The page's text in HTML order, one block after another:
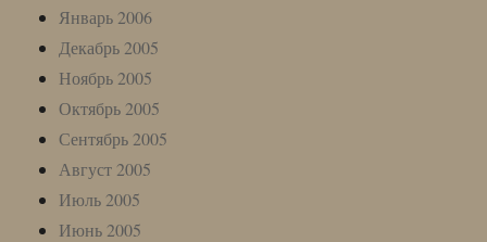
Январь 2006
Декабрь 2005
Ноябрь 2005
Октябрь 2005
Сентябрь 2005
Август 2005
Июль 2005
Июнь 2005